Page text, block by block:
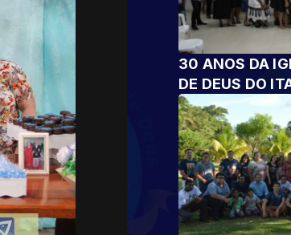
30 ANOS DA
DE DEUS DO